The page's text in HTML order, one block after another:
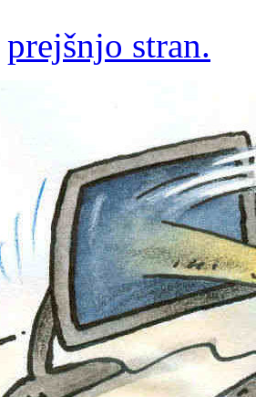
prejšnjo stran.